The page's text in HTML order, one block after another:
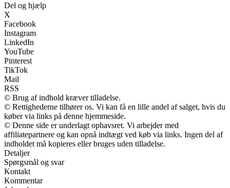
Del og hjælp
X
Facebook
Instagram
LinkedIn
YouTube
Pinterest
TikTok
Mail
RSS
© Brug af indhold kræver tilladelse.
© Rettighederne tilhører os. Vi kan få en lille andel af salget, hvis du
køber via links på denne hjemmeside.
© Denne side er underlagt ophavsret. Vi arbejder med
affiliatepartnere og kan opnå indtægt ved køb via links. Ingen del af
indholdet må kopieres eller bruges uden tilladelse.
Detaljer
Spørgsmål og svar
Kontakt
Kommentar